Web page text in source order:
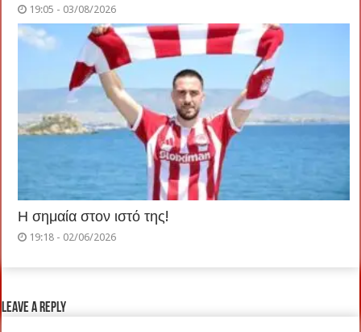
19:05 - 03/08/2026
Η σημαία στον ιστό της!
19:18 - 02/06/2026
Leave a Reply